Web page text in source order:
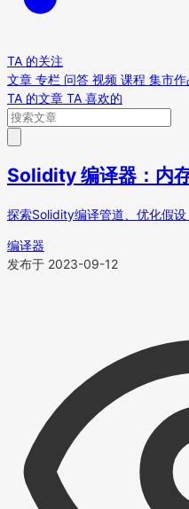
TA 的关注
文章 专栏 问答 视频 课程 集市作
TA 的文章 TA 喜欢的
Solidity 编译器：内
探索Solidity编译管道、优化假设
编译器
发布于 2023-09-12